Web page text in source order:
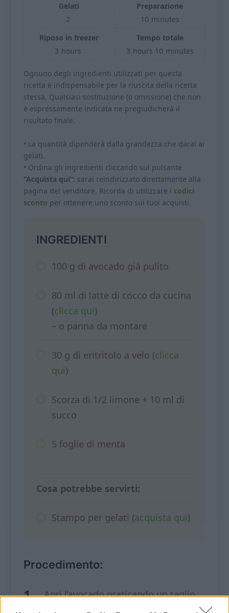
Gelati
2
Preparazione
10 minutes
Riposo in freezer
3 hours
Tempo totale
3 hours 10 minutes
Ognuno degli ingredienti utilizzati per questa
ricetta è indispensabile per la riuscita della ricetta
stessa. Qualsiasi sostituzione (o omissione) che non
è espressamente indicata ne pregiudicherà il
risultato finale.
• La quantità dipenderà dalla grandezza che darai ai
gelati.
• Ordina gli ingredienti cliccando sul pulsante
“Acquista qui”: sarai reindirizzato direttamente alla
pagina del venditore. Ricorda di utilizzare i codici
sconto per ottenere uno sconto sui tuoi acquisti.
INGREDIENTI
100 g di avocado già pulito
80 ml di latte di cocco da cucina
(clicca qui)
– o panna da montare
30 g di eritritolo a velo (clicca
qui)
Scorza di 1/2 limone + 10 ml di
succo
5 foglie di menta
Cosa potrebbe servirti:
Stampo per gelati (acquista qui)
Procedimento:
Apri l’avocado praticando un taglio
circolare dalla parte più lunga, togli